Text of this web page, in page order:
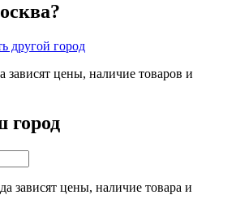
другой город
зависят цены, наличие товаров и
город
зависят цены, наличие товара и